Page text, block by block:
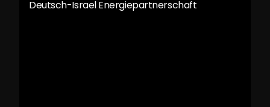
Deutsch-Israel Energiepartnerschaft